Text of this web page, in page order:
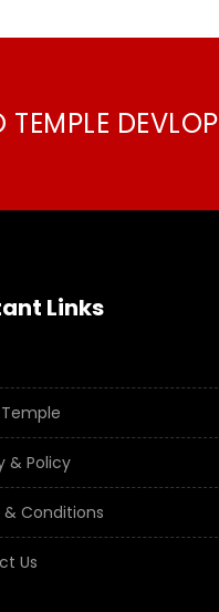
Links
& Policy
& Conditions
Us